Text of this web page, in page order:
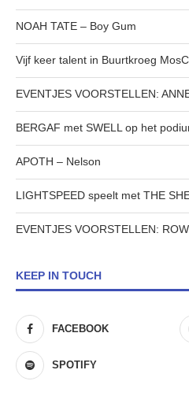
NOAH TATE – Boy Gum
Vijf keer talent in Buurtkroeg
EVENTJES VOORSTELLEN:
BERGAF met SWELL op het
APOTH – Nelson
LIGHTSPEED speelt met THE
EVENTJES VOORSTELLEN:
KEEP IN TOUCH
FACEBOOK
SPOTIFY